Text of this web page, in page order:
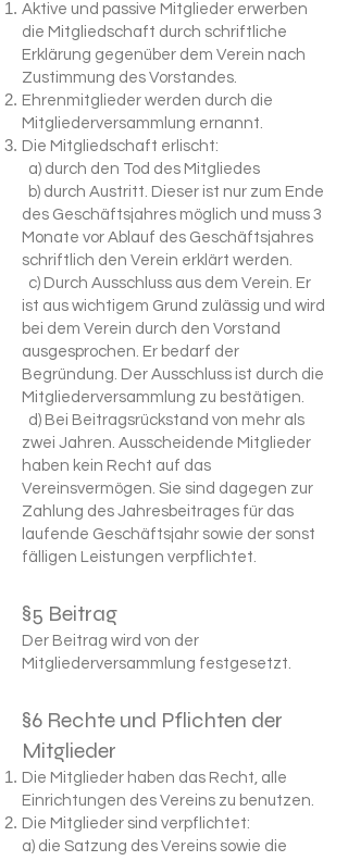
Aktive und passive Mitglieder erwerben
die Mitgliedschaft durch schriftliche
Erklärung gegenüber dem Verein nach
Zustimmung des Vorstandes.
Ehrenmitglieder werden durch die
Mitgliederversammlung ernannt.
Die Mitgliedschaft erlischt:
a) durch den Tod des Mitgliedes
b) durch Austritt. Dieser ist nur zum Ende
des Geschäftsjahres möglich und muss 3
Monate vor Ablauf des Geschäftsjahres
schriftlich den Verein erklärt werden.
c) Durch Ausschluss aus dem Verein. Er
ist aus wichtigem Grund zulässig und wird
bei dem Verein durch den Vorstand
ausgesprochen. Er bedarf der
Begründung. Der Ausschluss ist durch die
Mitgliederversammlung zu bestätigen.
d) Bei Beitragsrückstand von mehr als
zwei Jahren. Ausscheidende Mitglieder
haben kein Recht auf das
Vereinsvermögen. Sie sind dagegen zur
Zahlung des Jahresbeitrages für das
laufende Geschäftsjahr sowie der sonst
fälligen Leistungen verpflichtet.
§5 Beitrag
Der Beitrag wird von der
Mitgliederversammlung festgesetzt.
§6 Rechte und Pflichten der
Mitglieder
Die Mitglieder haben das Recht, alle
Einrichtungen des Vereins zu benutzen.
Die Mitglieder sind verpflichtet:
a) die Satzung des Vereins sowie die